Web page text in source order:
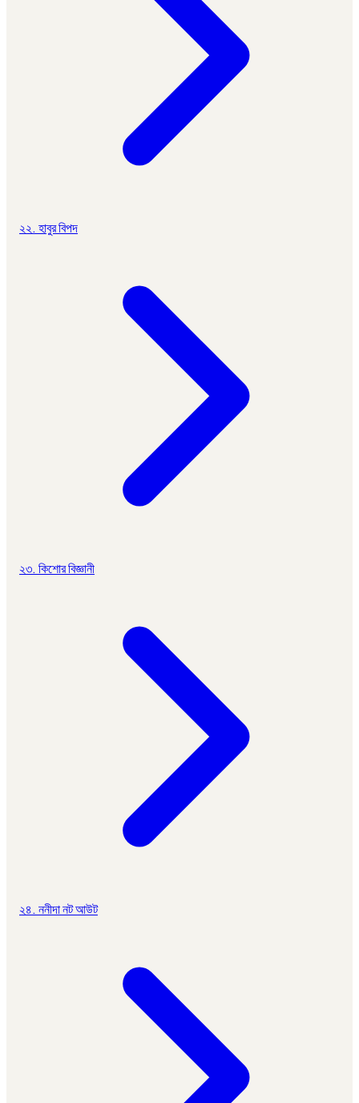
২২. হাবুর বিপদ
২৩. কিশোর বিজ্ঞানী
২৪. ননীদা নট আউট